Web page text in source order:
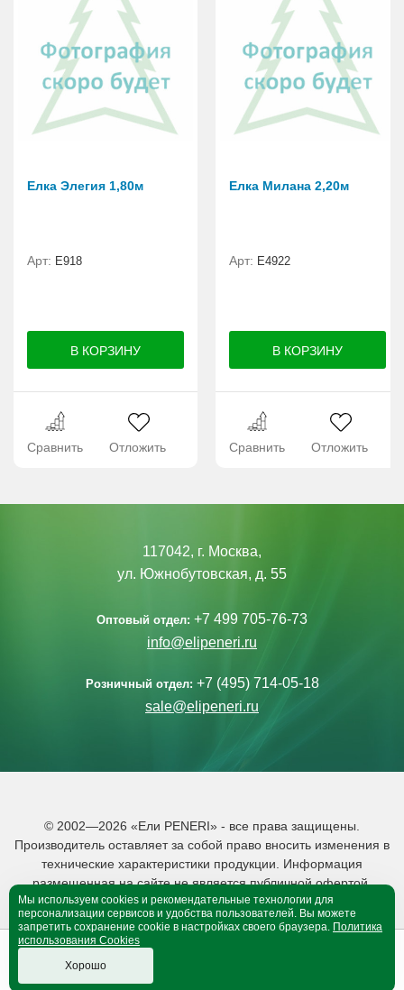
0
Елка Элегия 1,80м
Арт: E918
Сравнить Отложить
Елка Милана 2,20м
Арт: Е4922
Сравнить Отложить
117042, г. Москва,
ул. Южнобутовская, д. 55
Оптовый отдел: +7 499 705-76-73
info@elipeneri.ru
Розничный отдел: +7 (495) 714-05-18
sale@elipeneri.ru
© 2002—2026 «Ели PENERI» - все права защищены.
Производитель оставляет за собой право вносить изменения в
технические характеристики продукции. Информация
размещенная на сайте не является публичной офертой.
Политика обработки персональных данных
Мы используем cookies и рекомендательные технологии для
персонализации сервисов и удобства пользователей. Вы можете
запретить сохранение cookie в настройках своего браузера. Политика
использования Cookies
Хорошо